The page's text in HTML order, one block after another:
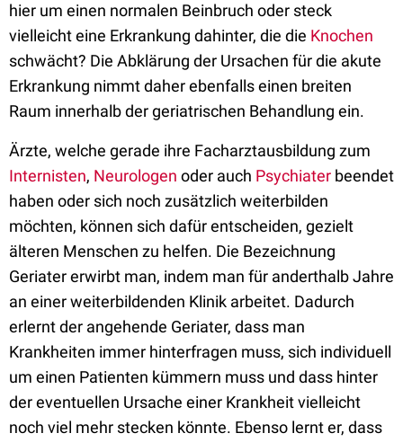
hier um einen normalen Beinbruch oder steck
vielleicht eine Erkrankung dahinter, die die Knochen
schwächt? Die Abklärung der Ursachen für die akute
Erkrankung nimmt daher ebenfalls einen breiten
Raum innerhalb der geriatrischen Behandlung ein.
Ärzte, welche gerade ihre Facharztausbildung zum
Internisten, Neurologen oder auch Psychiater beendet
haben oder sich noch zusätzlich weiterbilden
möchten, können sich dafür entscheiden, gezielt
älteren Menschen zu helfen. Die Bezeichnung
Geriater erwirbt man, indem man für anderthalb Jahre
an einer weiterbildenden Klinik arbeitet. Dadurch
erlernt der angehende Geriater, dass man
Krankheiten immer hinterfragen muss, sich individuell
um einen Patienten kümmern muss und dass hinter
der eventuellen Ursache einer Krankheit vielleicht
noch viel mehr stecken könnte. Ebenso lernt er, dass